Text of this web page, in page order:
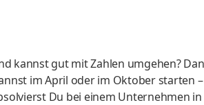
kannst gut mit Zahlen umgehen?
im April oder im Oktober starten
Du bei einem Unternehmen